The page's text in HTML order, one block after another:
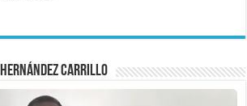
Carrillo